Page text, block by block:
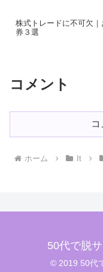
株式トレードに不可欠
券３選
コメント
ホーム It
50代で脱
© 2019 50代